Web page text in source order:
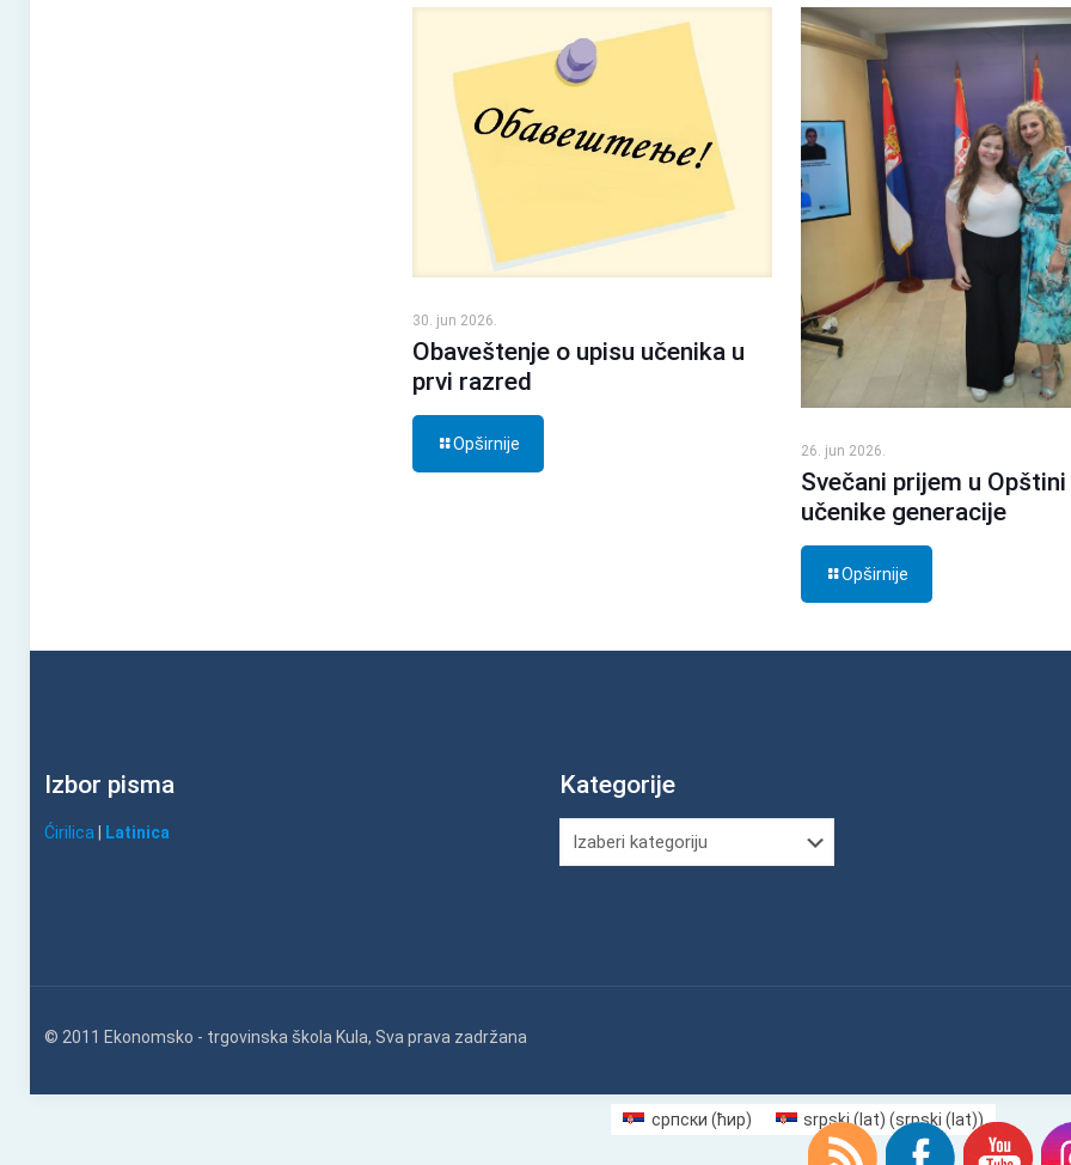
30. jun 2026.
Obaveštenje o upisu učenika u
prvi razred
Opširnije 26. jun 2026.
Svečani prijem u
učenike generacije
Opširnije
Izbor pisma
Ćirilica Latinica
Kategorije
Kategorije
© 2011 Ekonomsko - trgovinska škola Kula, Sva prava zadržana
српски (ћир) srpski (lat) (srpski (lat))